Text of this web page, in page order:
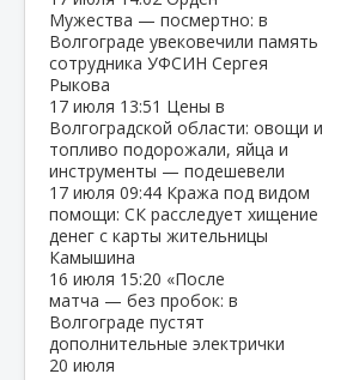
Мужества — посмертно: в
Волгограде увековечили память
сотрудника УФСИН Сергея
Рыкова
17 июля 13:51 Цены в
Волгоградской области: овощи и
топливо подорожали, яйца и
инструменты — подешевели
17 июля 09:44 Кража под видом
помощи: СК расследует хищение
денег с карты жительницы
Камышина
16 июля 15:20 «После
матча — без пробок: в
Волгограде пустят
дополнительные электрички
20 июля